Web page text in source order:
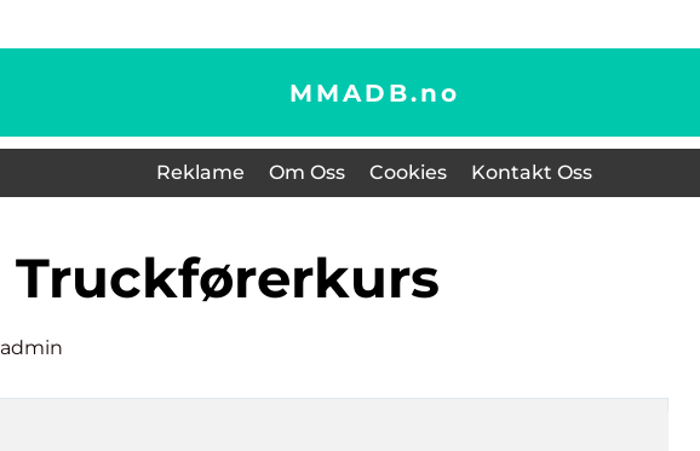
MMADB.no
Reklame Om Oss Cookies Kontakt Oss
Truckførerkurs
admin